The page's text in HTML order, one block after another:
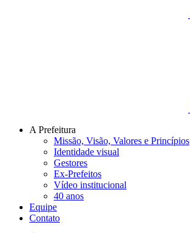
A Prefeitura
Missão, Visão, Valores e Princípios
Identidade visual
Gestores
Ex-Prefeitos
Vídeo institucional
40 anos
Equipe
Contato